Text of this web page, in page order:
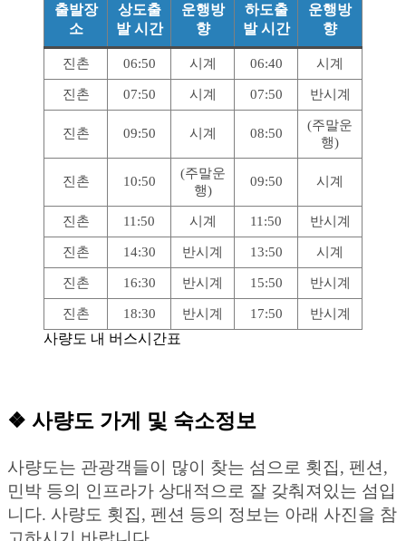
출발장
소
상도출
발 시간
운행방
향
하도출
발 시간
운행방
향
진촌 06:50 시계 06:40 시계
진촌 07:50 시계 07:50 반시계
진촌 09:50 시계 08:50
(주말운
행)
진촌 10:50
(주말운
행)
09:50 시계
진촌 11:50 시계 11:50 반시계
진촌 14:30 반시계 13:50 시계
진촌 16:30 반시계 15:50 반시계
진촌 18:30 반시계 17:50 반시계
사량도 내 버스시간표
❖ 사량도 가게 및 숙소정보
사량도는 관광객들이 많이 찾는 섬으로 횟집, 펜션,
민박 등의 인프라가 상대적으로 잘 갖춰져있는 섬입
니다. 사량도 횟집, 펜션 등의 정보는 아래 사진을 참